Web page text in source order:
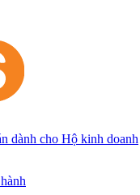
dành cho Hộ kinh doanh